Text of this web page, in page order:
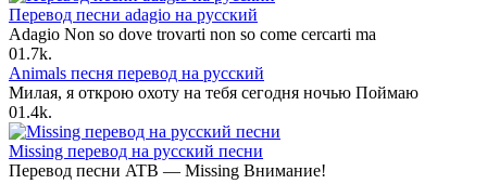
Перевод песни adagio на русский
Adagio Non so dove trovarti non so come cercarti ma
01.7k.
Animals песня перевод на русский
Милая, я открою охоту на тебя сегодня ночью Поймаю
01.4k.
Missing перевод на русский песни
Перевод песни ATB — Missing Внимание!